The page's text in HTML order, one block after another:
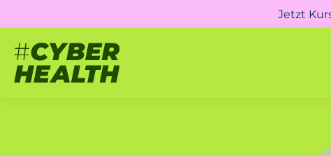
Jetzt